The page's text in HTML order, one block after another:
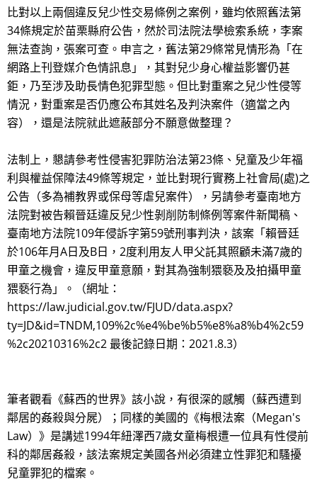
比對以上兩個違反兒少性交易條例之案例，雖均依照舊法第
34條規定於苗栗縣府公告，然於司法院法學檢索系統，李案
無法查詢，張案可查。申言之，舊法第29條常見情形為「在
網路上刊登媒介色情訊息」，其對兒少身心權益影響仍甚
鉅，乃至涉及助長情色犯罪型態。但比對重案之兒少性侵等
情況，對重案是否仍應公布其姓名及判決案件（適當之內
容），還是法院就此遮蔽部分不願意做整理？
法制上，懇請參考性侵害犯罪防治法第23條、兒童及少年福
利與權益保障法49條等規定，並比對現行實務上社會局(處)之
公告（多為補教界或保母等虐兒案件），另請參考臺南地方
法院對被告賴晉廷違反兒少性剝削防制條例等案件新聞稿、
臺南地方法院109年侵訴字第59號刑事判決，該案「賴晉廷
於106年月A日及B日，2度利用友人甲父託其照顧未滿7歲的
甲童之機會，違反甲童意願，對其為強制猥褻及及拍攝甲童
猥褻行為」。（網址：
https://law.judicial.gov.tw/FJUD/data.aspx?
ty=JD&id=TNDM,109%2c%e4%be%b5%e8%a8%b4%2c59
%2c20210316%2c2 最後記錄日期：2021.8.3）
筆者觀看《蘇西的世界》該小說，有很深的感觸（蘇西遭到
鄰居的姦殺與分屍）；同樣的美國的《梅根法案（Megan's
Law）》是講述1994年紐澤西7歲女童梅根遭一位具有性侵前
科的鄰居姦殺，該法案規定美國各州必須建立性罪犯和騷擾
兒童罪犯的檔案。